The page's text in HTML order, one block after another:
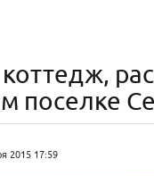
поселке
2015 17:59